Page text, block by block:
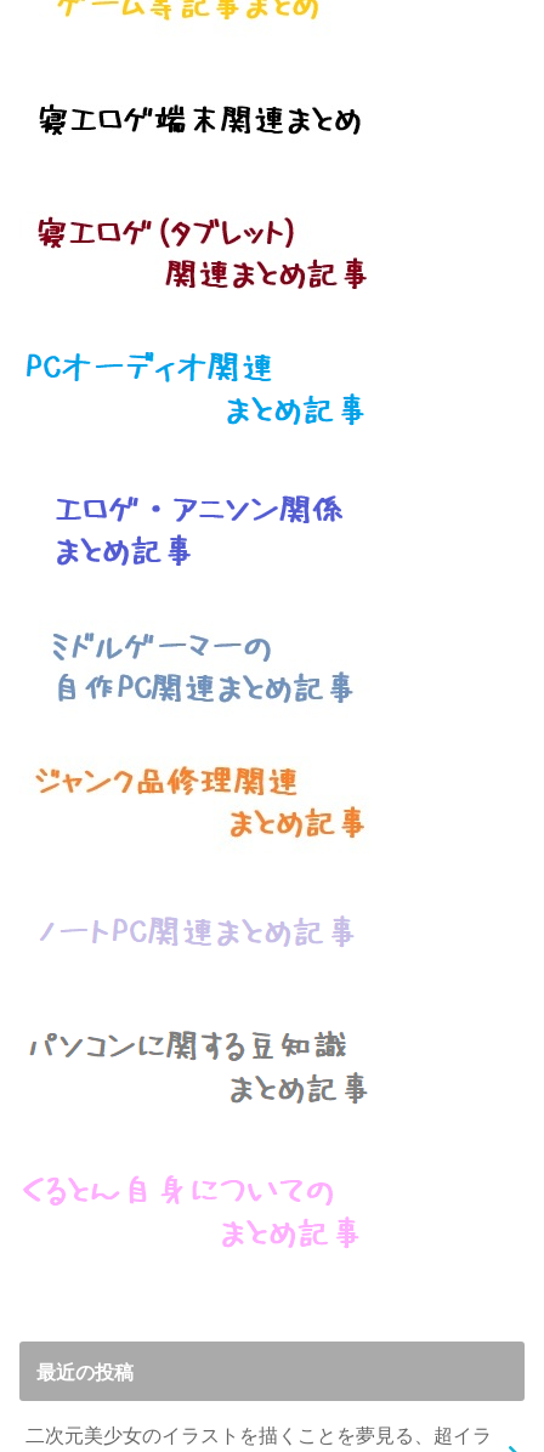
最近の投稿
二次元美少女のイラストを描くことを夢見る、超イラ